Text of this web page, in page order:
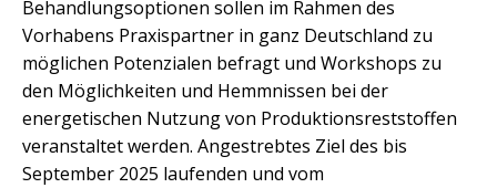
Behandlungsoptionen sollen im Rahmen des
Vorhabens Praxispartner in ganz Deutschland zu
möglichen Potenzialen befragt und Workshops zu
den Möglichkeiten und Hemmnissen bei der
energetischen Nutzung von Produktionsreststoffen
veranstaltet werden. Angestrebtes Ziel des bis
September 2025 laufenden und vom